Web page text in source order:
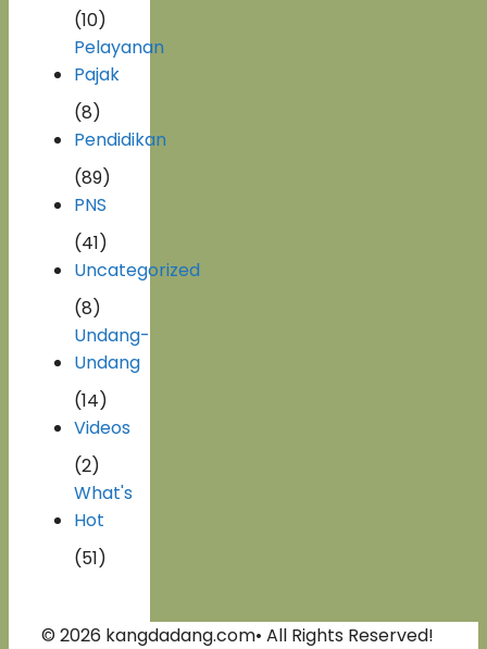
(10)
Pelayanan
Pajak
(8)
Pendidikan
(89)
PNS
(41)
Uncategorized
(8)
Undang-
Undang
(14)
Videos
(2)
What's
Hot
(51)
© 2026 kangdadang.com• All Rights Reserved!